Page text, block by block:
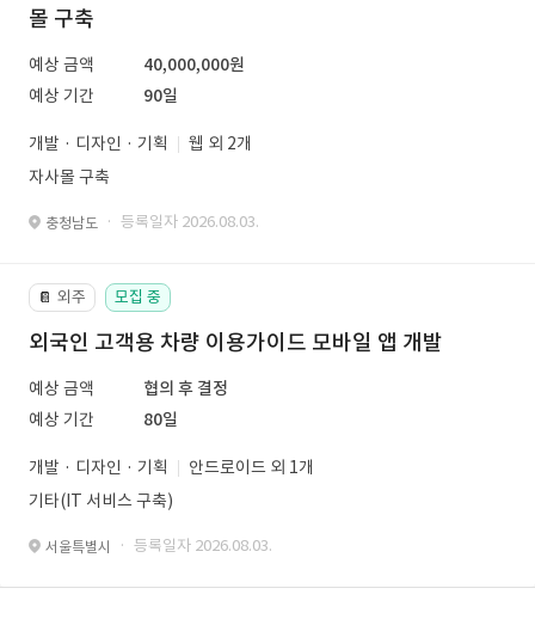
몰 구축
예상 금액
40,000,000원
예상 기간
90일
개발 · 디자인 · 기획
웹 외 2개
자사몰 구축
충청남도 · 등록일자 2026.08.03.
📔 외주 모집 중
외국인 고객용 차량 이용가이드 모바일 앱 개발
예상 금액
협의 후 결정
예상 기간
80일
개발 · 디자인 · 기획
안드로이드 외 1개
기타(IT 서비스 구축)
서울특별시 · 등록일자 2026.08.03.